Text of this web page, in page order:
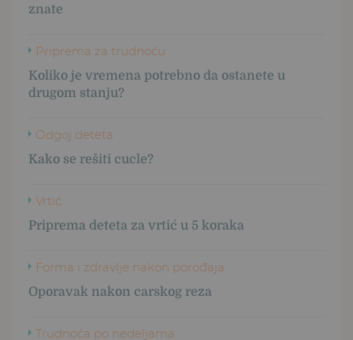
znate
Priprema za trudnoću
Koliko je vremena potrebno da ostanete u
drugom stanju?
Odgoj deteta
Kako se rešiti cucle?
Vrtić
Priprema deteta za vrtić u 5 koraka
Forma i zdravlje nakon porođaja
Oporavak nakon carskog reza
Trudnoća po nedeljama